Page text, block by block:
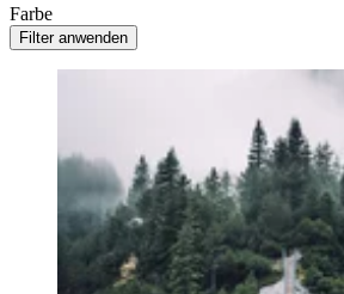
Farbe